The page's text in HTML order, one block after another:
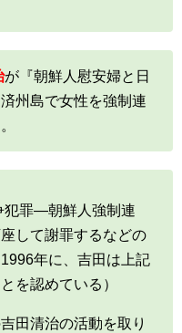
が『朝鮮人慰安婦と日
州島で女性を強制連
罪―朝鮮人強制連
して謝罪するなどの
年に、吉田は上記
を認めている）
田清治の活動を取り